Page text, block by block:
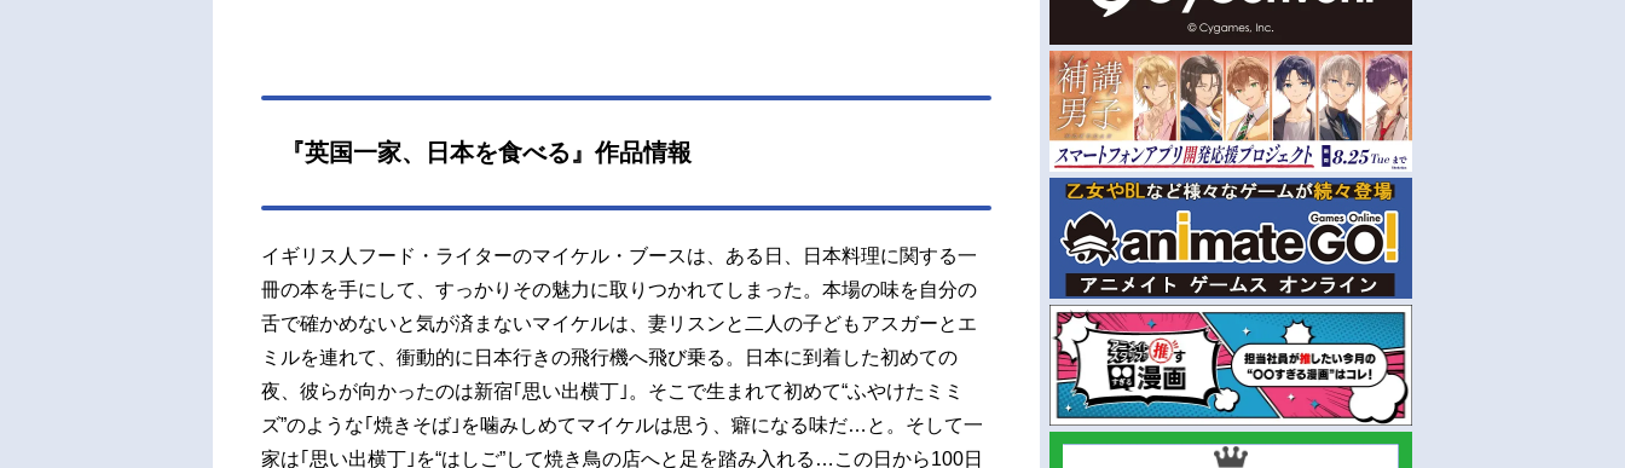
『英国一家、日本を食べる』作品情報
イギリス人フード・ライターのマイケル・ブースは、ある日、日本料理に関する一
冊の本を手にして、すっかりその魅力に取りつかれてしまった。本場の味を自分の
舌で確かめないと気が済まないマイケルは、妻リスンと二人の子どもアスガーとエ
ミルを連れて、衝動的に日本行きの飛行機へ飛び乗る。日本に到着した初めての
夜、彼らが向かったのは新宿｢思い出横丁｣。そこで生まれて初めて“ふやけたミミ
ズ”のような｢焼きそば｣を噛みしめてマイケルは思う、癖になる味だ…と。そして一
家は｢思い出横丁｣を“はしご”して焼き鳥の店へと足を踏み入れる…この日から100日